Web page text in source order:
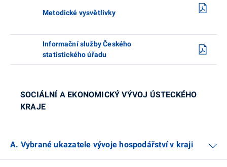
Metodické vysvětlivky
Informační služby Českého
statistického úřadu
SOCIÁLNÍ A EKONOMICKÝ VÝVOJ ÚSTECKÉHO
KRAJE
A. Vybrané ukazatele vývoje hospodářství v kraji